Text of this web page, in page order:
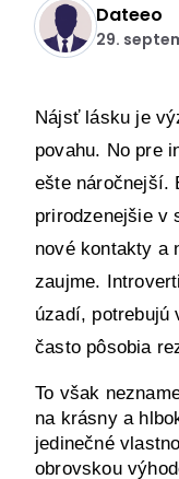
Dateeo
29.
Nájsť lásku je
povahu. No pre
ešte náročnejší.
prirodzenejšie v
nové kontakty a
zaujme.
úzadí, potrebujú
často pôsobia
To však
na krásny a
jedinečné
obrovskou